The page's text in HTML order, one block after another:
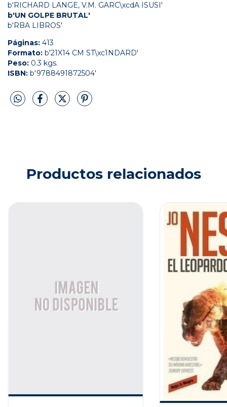
b'RICHARD LANGE, V.M. GARC\xcdA ISUSI'
b'UN GOLPE BRUTAL'
b'RBA LIBROS'
Páginas: 413
Formato: b'21X14 CM ST\xc1NDARD'
Peso: 0.3 kgs.
ISBN: b'9788491872504'
Productos relacionados